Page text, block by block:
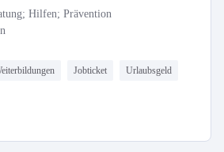
Hilfen; Prävention
Jobticket Urlaubsgeld